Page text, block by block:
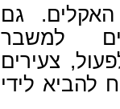
האקלים. גם
למשבר
צעירים
להביא לידי